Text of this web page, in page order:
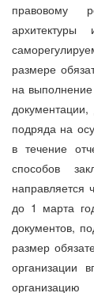
правовому
архитектуры
размере
на
подряда на
в течение
способов
направляется
до 1 марта
документов,
размер
организации